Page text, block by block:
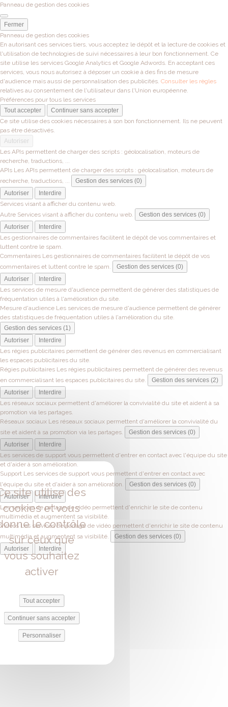
Panneau de gestion des cookies
Fermer
Panneau de gestion des cookies
En autorisant ces services tiers, vous acceptez le dépôt et la lecture de cookies et
l'utilisation de technologies de suivi nécessaires à leur bon fonctionnement. Ce
site utilise les services Google Analytics et Google Adwords. En acceptant ces
services, vous nous autorisez à déposer un cookie à des fins de mesure
d'audience mais aussi de personnalisation des publicités. Consulter les règles
relatives au consentement de l'utilisateur dans l'Union européenne.
Préférences pour tous les services
Tout accepter
Continuer sans accepter
Ce site utilise des cookies nécessaires à son bon fonctionnement. Ils ne peuvent
pas être désactivés.
Autoriser
Les APIs permettent de charger des scripts : géolocalisation, moteurs de
recherche, traductions, ...
APIs Les APIs permettent de charger des scripts : géolocalisation, moteurs de
recherche, traductions, ...
Gestion des services (0)
Autoriser
Interdire
Services visant à afficher du contenu web.
Autre Services visant à afficher du contenu web.
Gestion des services (0)
Autoriser
Interdire
Les gestionnaires de commentaires facilitent le dépôt de vos commentaires et
luttent contre le spam.
Commentaires Les gestionnaires de commentaires facilitent le dépôt de vos
commentaires et luttent contre le spam.
Gestion des services (0)
Autoriser
Interdire
Les services de mesure d'audience permettent de générer des statistiques de
fréquentation utiles à l'amélioration du site.
Mesure d'audience Les services de mesure d'audience permettent de générer
des statistiques de fréquentation utiles à l'amélioration du site.
Gestion des services (1)
Autoriser
Interdire
Les régies publicitaires permettent de générer des revenus en commercialisant
les espaces publicitaires du site.
Régies publicitaires Les régies publicitaires permettent de générer des revenus
en commercialisant les espaces publicitaires du site.
Gestion des services (2)
Autoriser
Interdire
Les réseaux sociaux permettent d'améliorer la convivialité du site et aident à sa
promotion via les partages.
Réseaux sociaux Les réseaux sociaux permettent d'améliorer la convivialité du
site et aident à sa promotion via les partages.
Gestion des services (0)
Autoriser
Interdire
Les services de support vous permettent d'entrer en contact avec l'équipe du site
et d'aider à son amélioration.
Support Les services de support vous permettent d'entrer en contact avec
l'équipe du site et d'aider à son amélioration.
Gestion des services (0)
Autoriser
Interdire
Les services de partage de vidéo permettent d'enrichir le site de contenu
multimédia et augmentent sa visibilité.
Vidéos Les services de partage de vidéo permettent d'enrichir le site de contenu
multimédia et augmentent sa visibilité.
Gestion des services (0)
Autoriser
Interdire
site utilise des
cookies et vous
le contrôle
sur ceux que
vous souhaitez
activer
Tout accepter
Continuer sans accepter
Personnaliser